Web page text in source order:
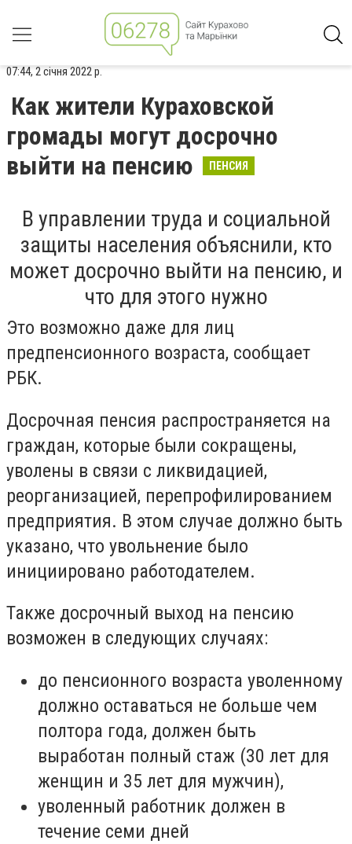
07:44, 2 січня 2022 р.
Как жители Кураховской
громады могут досрочно
выйти на пенсию
ПЕНСИЯ
В управлении труда и социальной
защиты населения объяснили, кто
может досрочно выйти на пенсию, и
что для этого нужно
Это возможно даже для лиц
предпенсионного возраста, сообщает
РБК.
Досрочная пенсия распространяется на
граждан, которые были сокращены,
уволены в связи с ликвидацией,
реорганизацией, перепрофилированием
предприятия. В этом случае должно быть
указано, что увольнение было
инициировано работодателем.
Также досрочный выход на пенсию
возможен в следующих случаях:
до пенсионного возраста уволенному
должно оставаться не больше чем
полтора года, должен быть
выработан полный стаж (30 лет для
женщин и 35 лет для мужчин),
уволенный работник должен в
течение семи дней